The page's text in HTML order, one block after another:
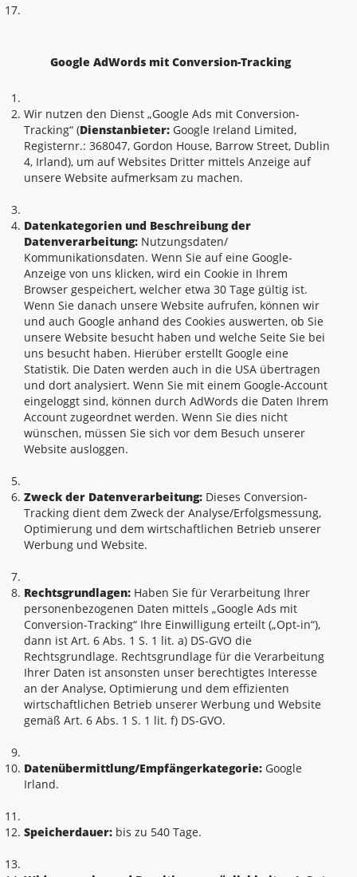
Google AdWords mit Conversion-Tracking
Wir nutzen den Dienst „Google Ads mit Conversion-
Tracking“ (Dienstanbieter: Google Ireland Limited,
Registernr.: 368047, Gordon House, Barrow Street, Dublin
4, Irland), um auf Websites Dritter mittels Anzeige auf
unsere Website aufmerksam zu machen.
Datenkategorien und Beschreibung der
Datenverarbeitung: Nutzungsdaten/
Kommunikationsdaten. Wenn Sie auf eine Google-
Anzeige von uns klicken, wird ein Cookie in Ihrem
Browser gespeichert, welcher etwa 30 Tage gültig ist.
Wenn Sie danach unsere Website aufrufen, können wir
und auch Google anhand des Cookies auswerten, ob Sie
unsere Website besucht haben und welche Seite Sie bei
uns besucht haben. Hierüber erstellt Google eine
Statistik. Die Daten werden auch in die USA übertragen
und dort analysiert. Wenn Sie mit einem Google-Account
eingeloggt sind, können durch AdWords die Daten Ihrem
Account zugeordnet werden. Wenn Sie dies nicht
wünschen, müssen Sie sich vor dem Besuch unserer
Website ausloggen.
Zweck der Datenverarbeitung: Dieses Conversion-
Tracking dient dem Zweck der Analyse/Erfolgsmessung,
Optimierung und dem wirtschaftlichen Betrieb unserer
Werbung und Website.
Rechtsgrundlagen: Haben Sie für Verarbeitung Ihrer
personenbezogenen Daten mittels „Google Ads mit
Conversion-Tracking“ Ihre Einwilligung erteilt („Opt-in“),
dann ist Art. 6 Abs. 1 S. 1 lit. a) DS-GVO die
Rechtsgrundlage. Rechtsgrundlage für die Verarbeitung
Ihrer Daten ist ansonsten unser berechtigtes Interesse
an der Analyse, Optimierung und dem effizienten
wirtschaftlichen Betrieb unserer Werbung und Website
gemäß Art. 6 Abs. 1 S. 1 lit. f) DS-GVO.
Datenübermittlung/Empfängerkategorie: Google
Irland.
Speicherdauer: bis zu 540 Tage.